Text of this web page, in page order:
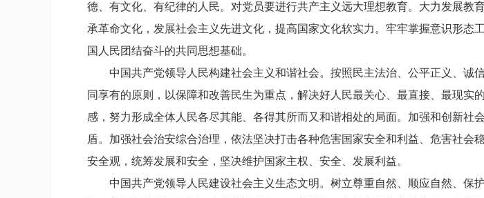
德、有文化、有纪律的人民。对党员要进行共产主义远大理想教育。大力发展
承革命文化，发展社会主义先进文化，提高国家文化软实力。牢牢掌握意识形
国人民团结奋斗的共同思想基础。
中国共产党领导人民构建社会主义和谐社会。按照民主法治、公平正义、诚
同享有的原则，以保障和改善民生为重点，解决好人民最关心、最直接、最现
感，努力形成全体人民各尽其能、各得其所而又和谐相处的局面。加强和创新
盾。加强社会治安综合治理，依法坚决打击各种危害国家安全和利益、危害社
安全观，统筹发展和安全，坚决维护国家主权、安全、发展利益。
中国共产党领导人民建设社会主义生态文明。树立尊重自然、顺应自然、保